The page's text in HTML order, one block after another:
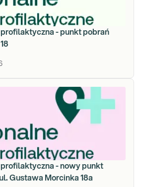
profilaktyczna - punkt pobrań
profilaktyczna - nowy punkt
Gustawa Morcinka 18a